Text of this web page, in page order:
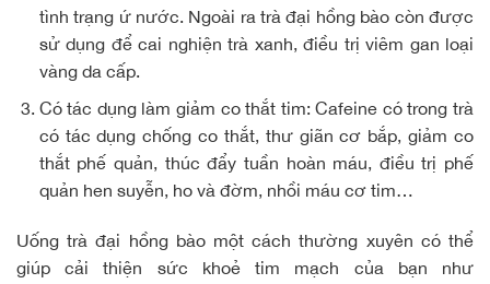
tình trạng ứ nước. Ngoài ra trà đại hồng bào còn được
sử dụng để cai nghiện trà xanh, điều trị viêm gan loại
vàng da cấp.
Có tác dụng làm giảm co thắt tim: Cafeine có trong trà
có tác dụng chống co thắt, thư giãn cơ bắp, giảm co
thắt phế quản, thúc đẩy tuần hoàn máu, điều trị phế
quản hen suyễn, ho và đờm, nhồi máu cơ tim…
Uống trà đại hồng bào một cách thường xuyên có thể
giúp cải thiện sức khoẻ tim mạch của bạn như